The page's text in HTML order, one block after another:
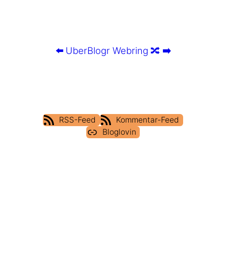
⬅️ UberBlogr Webring 🔀 ➡️
RSS-Feed
Kommentar-Feed
Bloglovin